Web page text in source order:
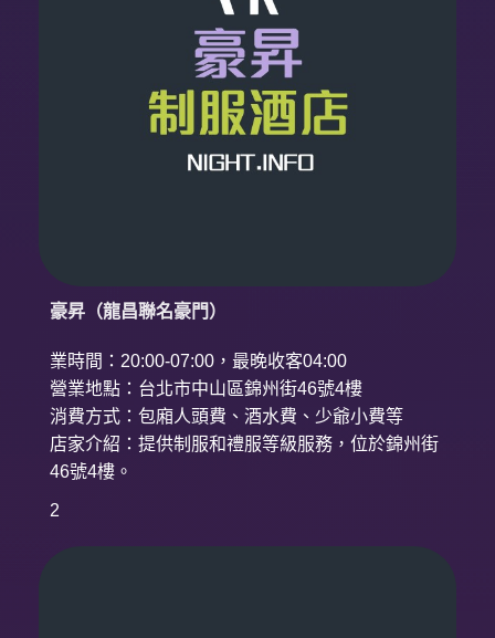
豪昇（龍昌聯名豪門）
業時間：20:00-07:00，最晚收客04:00
營業地點：台北市中山區錦州街46號4樓
消費方式：包廂人頭費、酒水費、少爺小費等
店家介紹：提供制服和禮服等級服務，位於錦州街
46號4樓。
2